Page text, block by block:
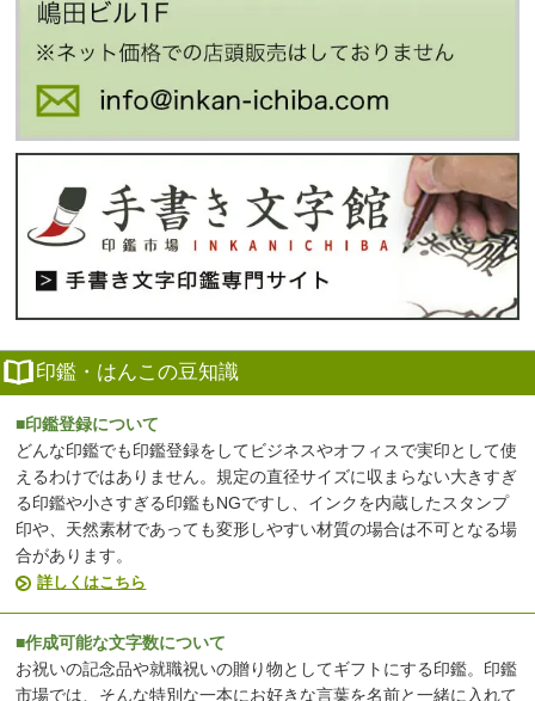
印鑑・はんこの豆知識
■印鑑登録について
どんな印鑑でも印鑑登録をしてビジネスやオフィスで実印として使
えるわけではありません。規定の直径サイズに収まらない大きすぎ
る印鑑や小さすぎる印鑑もNGですし、インクを内蔵したスタンプ
印や、天然素材であっても変形しやすい材質の場合は不可となる場
合があります。
詳しくはこちら
■作成可能な文字数について
お祝いの記念品や就職祝いの贈り物としてギフトにする印鑑。印鑑
市場では、そんな特別な一本にお好きな言葉を名前と一緒に入れて